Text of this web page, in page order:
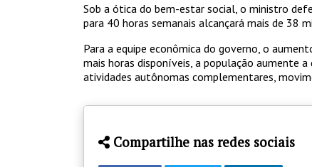
Sob a ótica do bem-estar social, o ministro
para 40 horas semanais alcançará mais de 38
Para a equipe econômica do governo, o
mais horas disponíveis, a população aumente
atividades autônomas complementares,
Compartilhe nas redes sociais